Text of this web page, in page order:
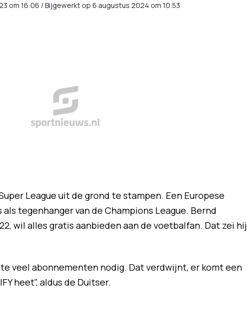
om 16:06 /Bijgewerkt op 6 augustus 2024 om 10:53
League uit de grond te stampen. Een Europese
tegenhanger van de Champions League. Bernd
wil alles gratis aanbieden aan de voetbalfan. Dat zei hij
veel abonnementen nodig. Dat verdwijnt, er komt een
heet", aldus de Duitser.